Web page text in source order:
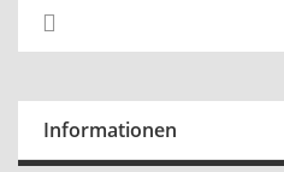
Informationen